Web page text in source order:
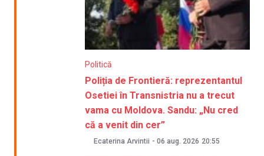
Politică
Poliția de Frontieră: reprezentantul
Osetiei în Transnistria nu a trecut
vama cu Moldova. Sandu: „Nu cred
că a venit din cer”
Ecaterina Arvintii - 06 aug. 2026 20:55